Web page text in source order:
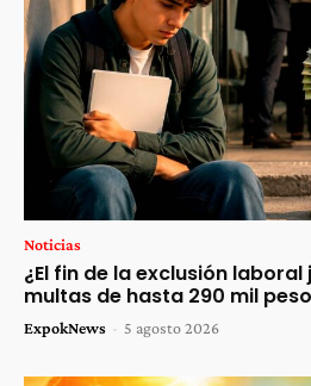
Noticias
¿El fin de la exclusión
multas de hasta 290 mil
ExpokNews - 5 agosto 2026